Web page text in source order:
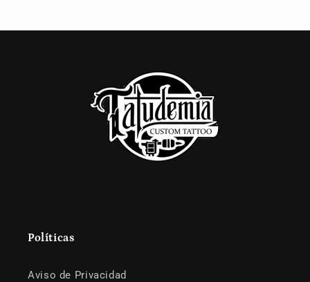
Políticas
Aviso de Privacidad